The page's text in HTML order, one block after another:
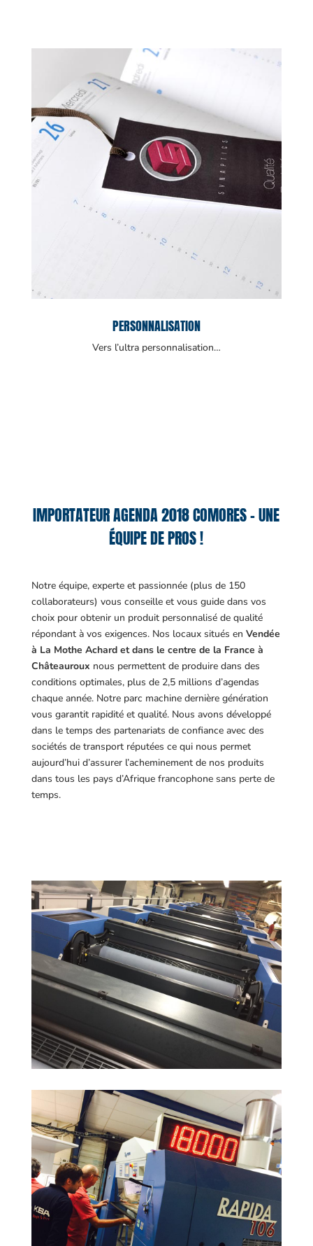
PERSONNALISATION
Vers l’ultra personnalisation…
IMPORTATEUR AGENDA 2018 COMORES – UNE
ÉQUIPE DE PROS !
Notre équipe, experte et passionnée (plus de 150
collaborateurs) vous conseille et vous guide dans vos
choix pour obtenir un produit personnalisé de qualité
répondant à vos exigences. Nos locaux situés en Vendée
à La Mothe Achard et dans le centre de la France à
Châteauroux nous permettent de produire dans des
conditions optimales, plus de 2,5 millions d’agendas
chaque année. Notre parc machine dernière génération
vous garantit rapidité et qualité. Nous avons développé
dans le temps des partenariats de confiance avec des
sociétés de transport réputées ce qui nous permet
aujourd’hui d’assurer l’acheminement de nos produits
dans tous les pays d’Afrique francophone sans perte de
temps.